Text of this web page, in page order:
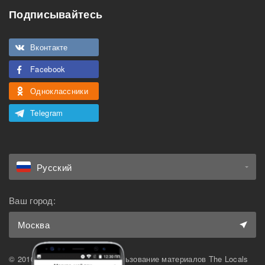
Можно курить
Можно с животными
Подписывайтесь
Вконтакте
Facebook
Одноклассники
Telegram
Русский
Ваш город:
Москва
© 2010-2026 The Locals. Использование материалов The Locals